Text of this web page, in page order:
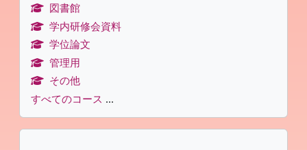
図書館
学内研修会資料
学位論文
管理用
その他
すべてのコース ...